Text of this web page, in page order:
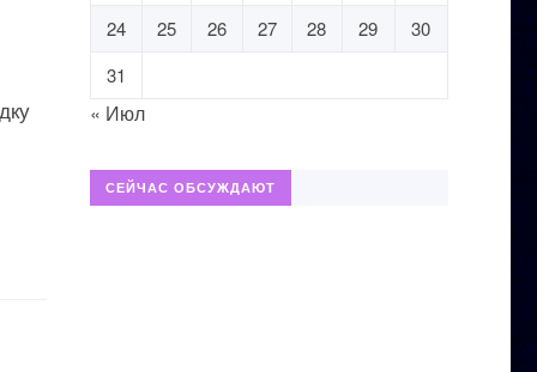
24
25 26 27 28 29
30
31
« Июл
СЕЙЧАС ОБСУЖДАЮТ